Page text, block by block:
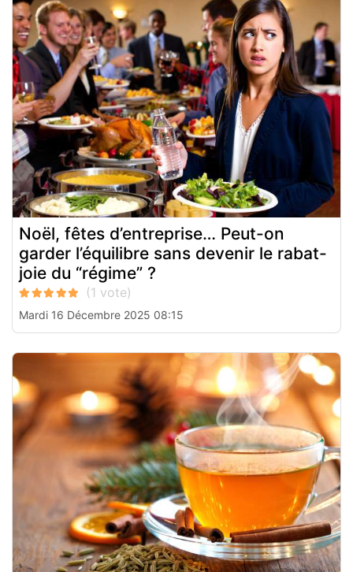
Noël, fêtes d’entreprise… Peut-on
garder l’équilibre sans devenir le rabat-
joie du “régime” ?
Mardi 16 Décembre 2025 08:15